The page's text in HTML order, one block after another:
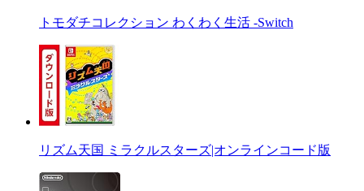
トモダチコレクション わくわく生活 -Switch
リズム天国 ミラクルスターズ|オンラインコード版